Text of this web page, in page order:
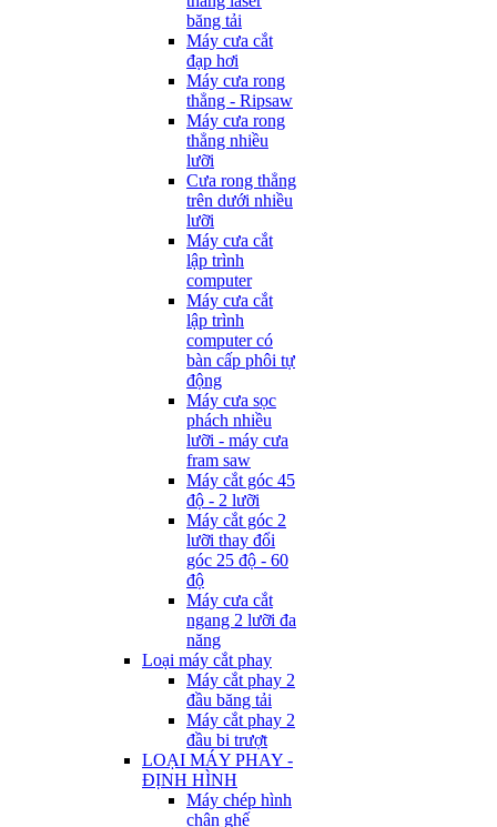
băng tải
Máy cưa cắt
đạp hơi
Máy cưa rong
thẳng - Ripsaw
Máy cưa rong
thẳng nhiều
lưỡi
Cưa rong thẳng
trên dưới nhiều
lưỡi
Máy cưa cắt
lập trình
computer
Máy cưa cắt
lập trình
computer có
bàn cấp phôi tự
động
Máy cưa sọc
phách nhiều
lưỡi - máy cưa
fram saw
Máy cắt góc 45
độ - 2 lưỡi
Máy cắt góc 2
lưỡi thay đổi
góc 25 độ - 60
độ
Máy cưa cắt
ngang 2 lưỡi đa
năng
Loại máy cắt phay
Máy cắt phay 2
đầu băng tải
Máy cắt phay 2
đầu bi trượt
LOẠI MÁY PHAY -
ĐỊNH HÌNH
Máy chép hình
chân ghế